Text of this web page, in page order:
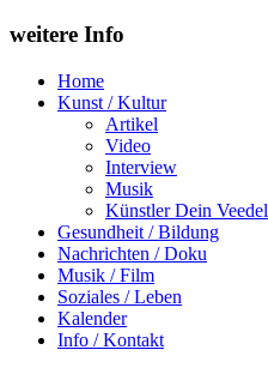
weitere Info
Home
Kunst / Kultur
Artikel
Video
Interview
Musik
Künstler Dein Veedel
Gesundheit / Bildung
Nachrichten / Doku
Musik / Film
Soziales / Leben
Kalender
Info / Kontakt